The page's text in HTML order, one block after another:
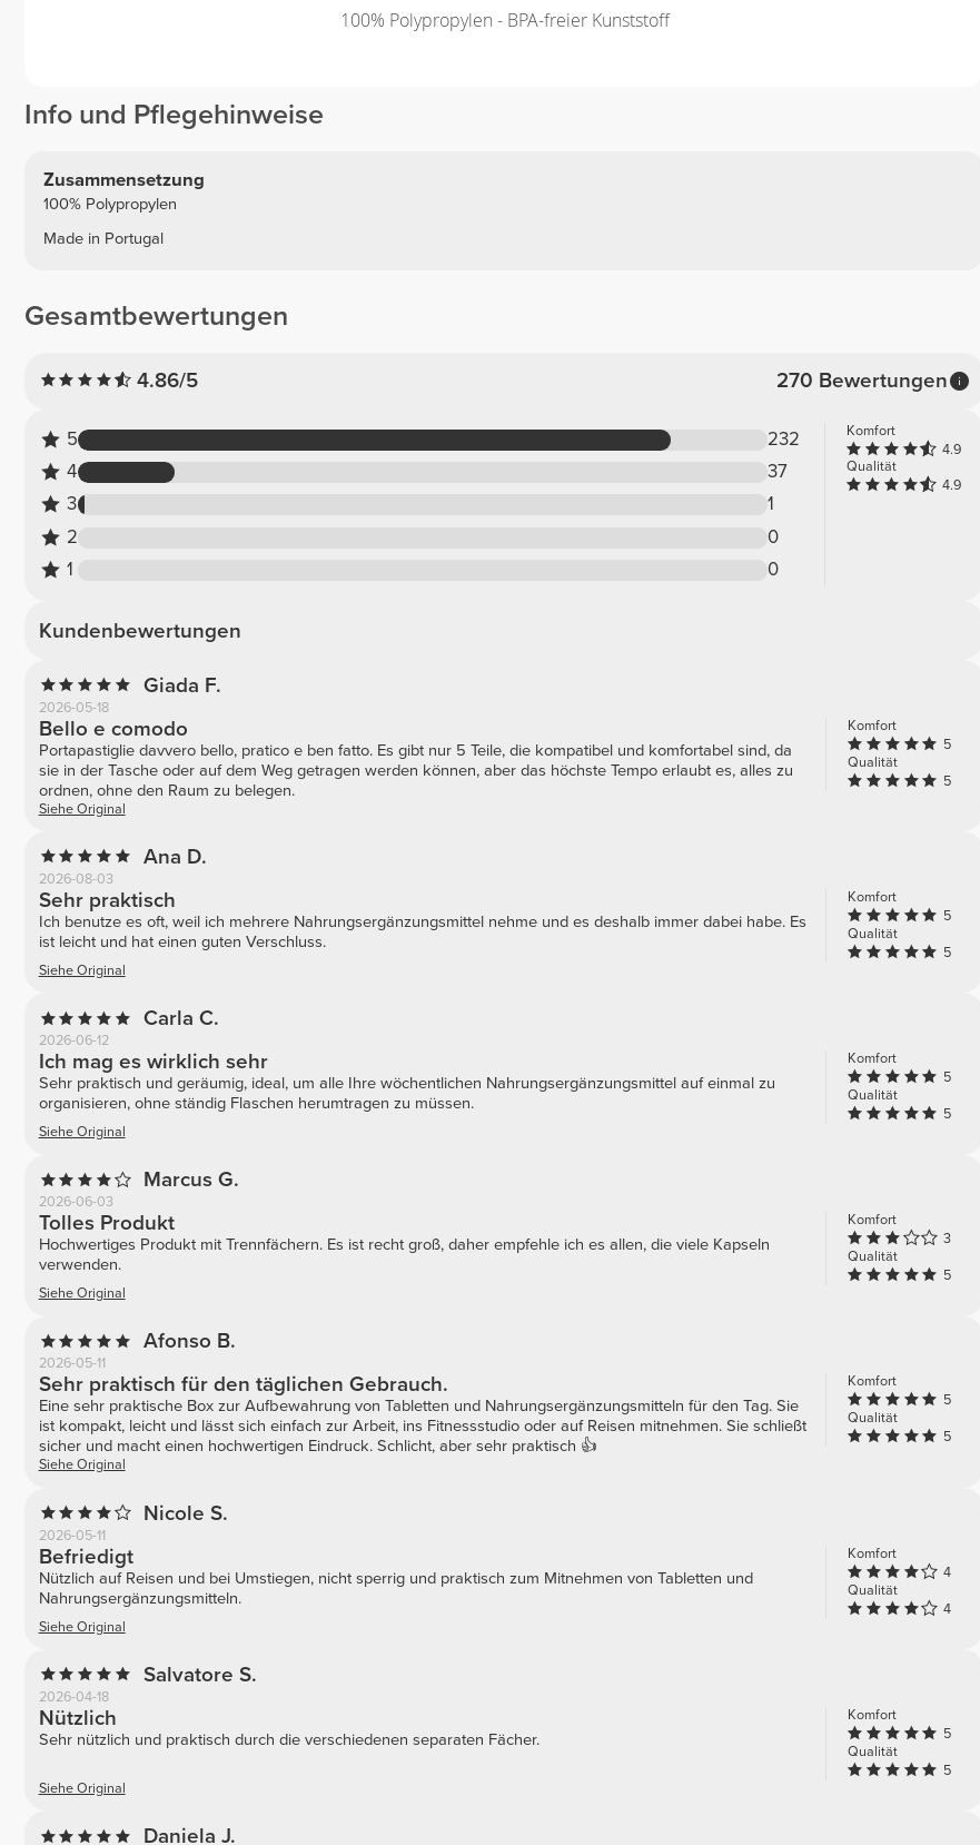
100% Polypropylen - BPA-freier Kunststoff
Info und Pflegehinweise
Zusammensetzung
100% Polypropylen
Made in Portugal
Gesamtbewertungen
4.86/5 270 Bewertungen
5
232
4
37
3
1
2
0
1
0
Komfort
4.9
Qualität
4.9
Kundenbewertungen
Giada F.
2026-05-18
Komfort
5
Qualität
5
Bello e comodo
Portapastiglie davvero bello, pratico e ben fatto. Es gibt nur 5 Teile, die kompatibel und komfortabel sind, da
sie in der Tasche oder auf dem Weg getragen werden können, aber das höchste Tempo erlaubt es, alles zu
ordnen, ohne den Raum zu belegen.
Siehe Original
Ana D.
2026-08-03
Komfort
5
Qualität
5
Sehr praktisch
Ich benutze es oft, weil ich mehrere Nahrungsergänzungsmittel nehme und es deshalb immer dabei habe. Es
ist leicht und hat einen guten Verschluss.
Siehe Original
Carla C.
2026-06-12
Komfort
5
Qualität
5
Ich mag es wirklich sehr
Sehr praktisch und geräumig, ideal, um alle Ihre wöchentlichen Nahrungsergänzungsmittel auf einmal zu
organisieren, ohne ständig Flaschen herumtragen zu müssen.
Siehe Original
Marcus G.
2026-06-03
Komfort
3
Qualität
5
Tolles Produkt
Hochwertiges Produkt mit Trennfächern. Es ist recht groß, daher empfehle ich es allen, die viele Kapseln
verwenden.
Siehe Original
Afonso B.
2026-05-11
Komfort
5
Qualität
5
Sehr praktisch für den täglichen Gebrauch.
Eine sehr praktische Box zur Aufbewahrung von Tabletten und Nahrungsergänzungsmitteln für den Tag. Sie
ist kompakt, leicht und lässt sich einfach zur Arbeit, ins Fitnessstudio oder auf Reisen mitnehmen. Sie schließt
sicher und macht einen hochwertigen Eindruck. Schlicht, aber sehr praktisch 👍
Siehe Original
Nicole S.
2026-05-11
Komfort
4
Qualität
4
Befriedigt
Nützlich auf Reisen und bei Umstiegen, nicht sperrig und praktisch zum Mitnehmen von Tabletten und
Nahrungsergänzungsmitteln.
Siehe Original
Salvatore S.
2026-04-18
Komfort
5
Qualität
5
Nützlich
Sehr nützlich und praktisch durch die verschiedenen separaten Fächer.
Siehe Original
Daniela J.